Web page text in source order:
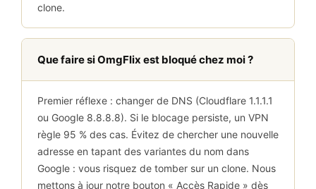
clone.
Que faire si OmgFlix est bloqué chez moi ?
Premier réflexe : changer de DNS (Cloudflare 1.1.1.1
ou Google 8.8.8.8). Si le blocage persiste, un VPN
règle 95 % des cas. Évitez de chercher une nouvelle
adresse en tapant des variantes du nom dans
Google : vous risquez de tomber sur un clone. Nous
mettons à jour notre bouton « Accès Rapide » dès